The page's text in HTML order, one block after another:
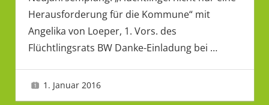
Herausforderung für die Kommune“ mit
Angelika von Loeper, 1. Vors. des
Flüchtlingsrats BW Danke-Einladung bei …
1. Januar 2016